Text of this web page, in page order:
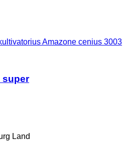
Amazone cenius 3003
super
Land